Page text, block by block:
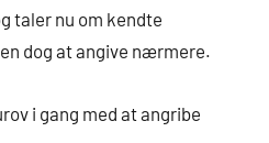
taler nu om kendte
dog at angive nærmere.
i gang med at angribe